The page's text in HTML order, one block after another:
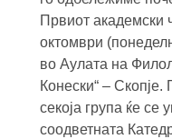
Првиот академски
октомври
во Аулата на
Конески“ –
секоја група ќе се
соодветната